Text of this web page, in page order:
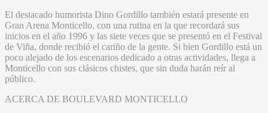
El destacado humorista Dino Gordillo también estará presente en
Gran Arena Monticello, con una rutina en la que recordará sus
inicios en el año 1996 y las siete veces que se presentó en el Festival
de Viña, donde recibió el cariño de la gente. Si bien Gordillo está un
poco alejado de los escenarios dedicado a otras actividades, llega a
Monticello con sus clásicos chistes, que sin duda harán reír al
público.
ACERCA DE BOULEVARD MONTICELLO